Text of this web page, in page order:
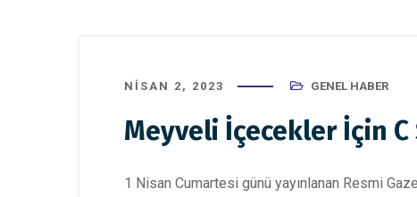
NISAN 2, 2023 GENEL HABER
Meyveli İçecekler İçin
1 Nisan Cumartesi günü yayınlanan Resmi